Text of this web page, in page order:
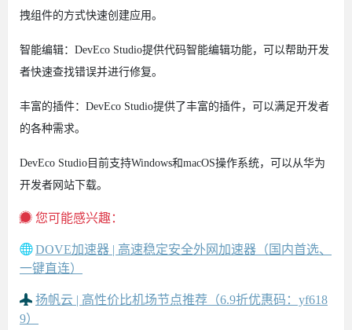
拽组件的方式快速创建应用。
智能编辑：DevEco Studio提供代码智能编辑功能，可以帮助开发
者快速查找错误并进行修复。
丰富的插件：DevEco Studio提供了丰富的插件，可以满足开发者
的各种需求。
DevEco Studio目前支持Windows和macOS操作系统，可以从华为
开发者网站下载。
您可能感兴趣：
DOVE加速器 | 高速稳定安全外网加速器（国内首选、
一键直连）
扬帆云 | 高性价比机场节点推荐（6.9折优惠码：yf618
9）